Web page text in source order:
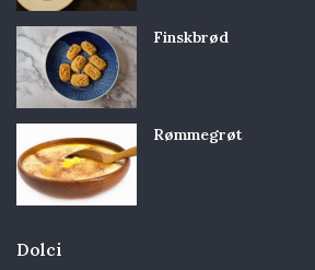
Finskbrød
Rømmegrøt
Dolci